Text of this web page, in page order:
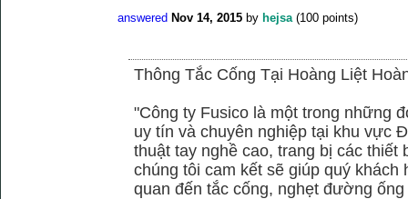
answered Nov 14, 2015 by hejsa (100 points)
Thông Tắc Cống Tại Hoàng Liệt
"Công ty Fusico là một trong những
uy tín và chuyên nghiệp tại khu vực
thuật tay nghề cao, trang bị các thiết
chúng tôi cam kết sẽ giúp quý
quan đến tắc cống, nghẹt đường